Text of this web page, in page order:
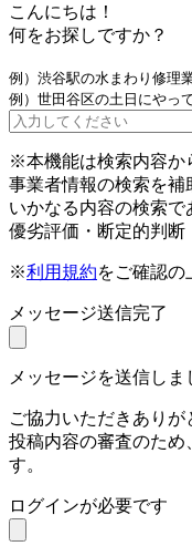
こんにちは！
何をお探しですか？
例）渋谷駅の水まわり修理
例）世田谷区の土日にやっ
※本機能は検索内容か
事業者情報の検索を補
いかなる内容の検索で
優劣評価・断定的判断
※利用規約をご確認の
メッセージ送信完了
メッセージを送信しま
ご協力いただきありが
投稿内容の審査のため
す。
ログインが必要です